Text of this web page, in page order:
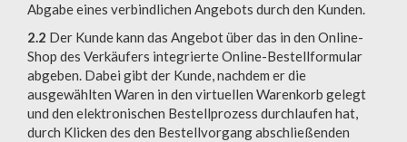
Abgabe eines verbindlichen Angebots durch den Kunden.
2.2 Der Kunde kann das Angebot über das in den Online-
Shop des Verkäufers integrierte Online-Bestellformular
abgeben. Dabei gibt der Kunde, nachdem er die
ausgewählten Waren in den virtuellen Warenkorb gelegt
und den elektronischen Bestellprozess durchlaufen hat,
durch Klicken des den Bestellvorgang abschließenden